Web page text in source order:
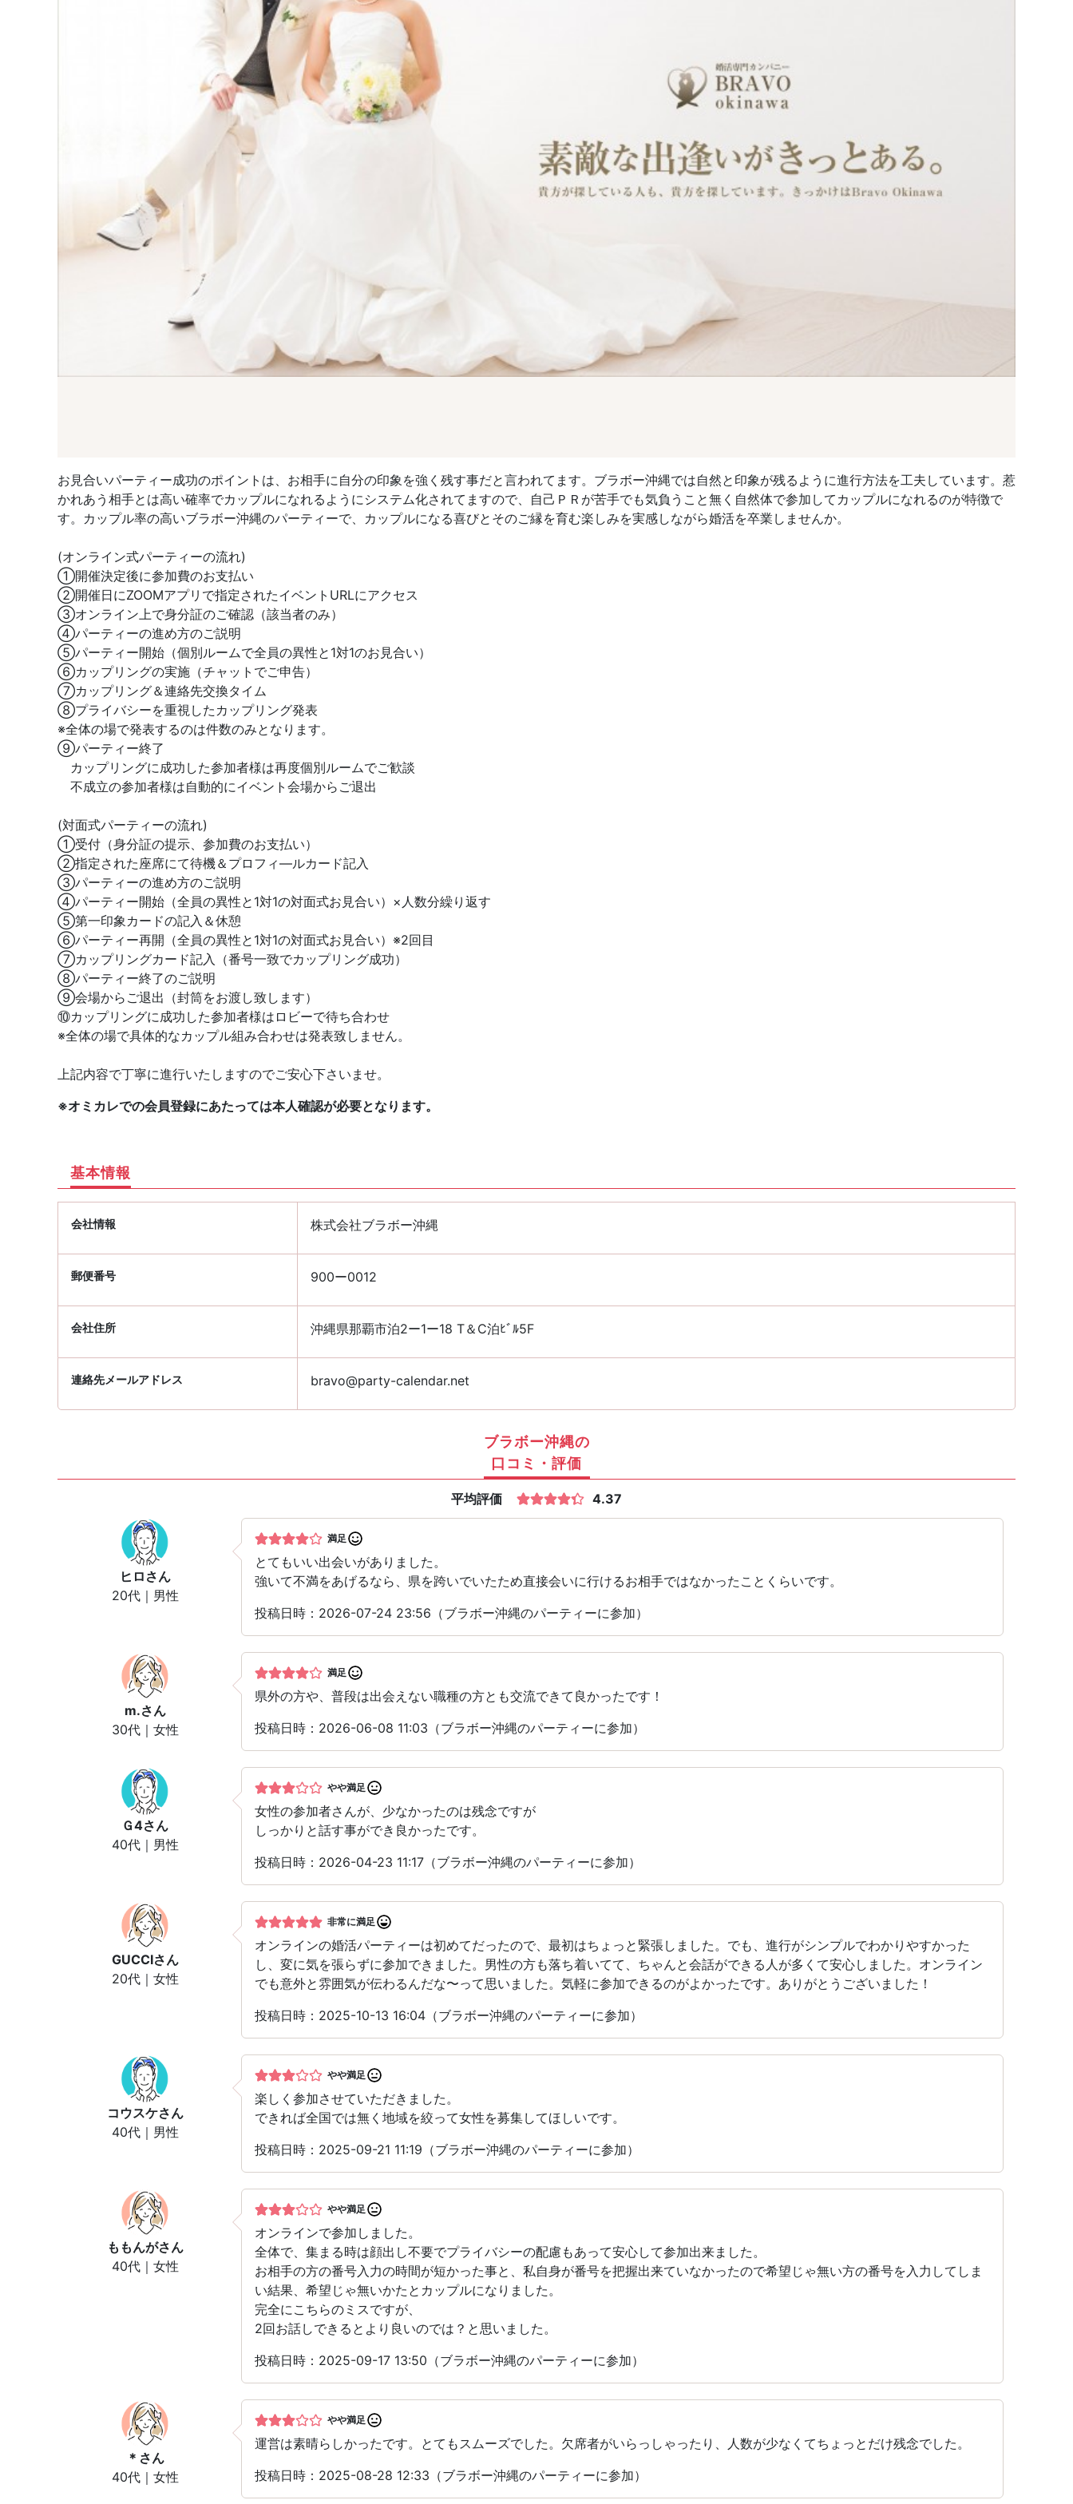
お見合いパーティー成功のポイントは、お相手に自分の印象を強く残す事だと言われてます。ブラボー沖縄では自然と印象が残るように進行方法を工夫しています。惹
かれあう相手とは高い確率でカップルになれるようにシステム化されてますので、自己ＰＲが苦手でも気負うこと無く自然体で参加してカップルになれるのが特徴で
す。カップル率の高いブラボー沖縄のパーティーで、カップルになる喜びとそのご縁を育む楽しみを実感しながら婚活を卒業しませんか。
(オンライン式パーティーの流れ)
①開催決定後に参加費のお支払い
②開催日にZOOMアプリで指定されたイベントURLにアクセス
③オンライン上で身分証のご確認（該当者のみ）
④パーティーの進め方のご説明
⑤パーティー開始（個別ルームで全員の異性と1対1のお見合い）
⑥カップリングの実施（チャットでご申告）
⑦カップリング＆連絡先交換タイム
⑧プライバシーを重視したカップリング発表
※全体の場で発表するのは件数のみとなります。
⑨パーティー終了
カップリングに成功した参加者様は再度個別ルームでご歓談
不成立の参加者様は自動的にイベント会場からご退出
(対面式パーティーの流れ)
①受付（身分証の提示、参加費のお支払い）
②指定された座席にて待機＆プロフィ―ルカード記入
③パーティーの進め方のご説明
④パーティー開始（全員の異性と1対1の対面式お見合い）×人数分繰り返す
⑤第一印象カードの記入＆休憩
⑥パーティー再開（全員の異性と1対1の対面式お見合い）※2回目
⑦カップリングカード記入（番号一致でカップリング成功）
⑧パーティー終了のご説明
⑨会場からご退出（封筒をお渡し致します）
⑩カップリングに成功した参加者様はロビーで待ち合わせ
※全体の場で具体的なカップル組み合わせは発表致しません。
上記内容で丁寧に進行いたしますのでご安心下さいませ。
※オミカレでの会員登録にあたっては本人確認が必要となります。
基本情報
会社情報 株式会社ブラボー沖縄
郵便番号 900ー0012
会社住所 沖縄県那覇市泊2ー1ー18 T＆C泊ﾋﾞﾙ5F
連絡先メールアドレス bravo@party-calendar.net
ブラボー沖縄の
口コミ・評価
平均評価 4.37
ヒロ さん
20代｜男性
満足
とてもいい出会いがありました。
強いて不満をあげるなら、県を跨いでいたため直接会いに行けるお相手ではなかったことくらいです。
投稿日時：2026-07-24 23:56（ブラボー沖縄のパーティーに参加）
m.さん
30代｜女性
満足
県外の方や、普段は出会えない職種の方とも交流できて良かったです！
投稿日時：2026-06-08 11:03（ブラボー沖縄のパーティーに参加）
Ｇ4さん
40代｜男性
やや満足
女性の参加者さんが、少なかったのは残念ですが
しっかりと話す事ができ良かったです。
投稿日時：2026-04-23 11:17（ブラボー沖縄のパーティーに参加）
GUCCIさん
20代｜女性
非常に満足
オンラインの婚活パーティーは初めてだったので、最初はちょっと緊張しました。でも、進行がシンプルでわかりやすかった
し、変に気を張らずに参加できました。男性の方も落ち着いてて、ちゃんと会話ができる人が多くて安心しました。オンライン
でも意外と雰囲気が伝わるんだな〜って思いました。気軽に参加できるのがよかったです。ありがとうございました！
投稿日時：2025-10-13 16:04（ブラボー沖縄のパーティーに参加）
コウスケさん
40代｜男性
やや満足
楽しく参加させていただきました。
できれば全国では無く地域を絞って女性を募集してほしいです。
投稿日時：2025-09-21 11:19（ブラボー沖縄のパーティーに参加）
ももんがさん
40代｜女性
やや満足
オンラインで参加しました。
全体で、集まる時は顔出し不要でプライバシーの配慮もあって安心して参加出来ました。
お相手の方の番号入力の時間が短かった事と、私自身が番号を把握出来ていなかったので希望じゃ無い方の番号を入力してしま
い結果、希望じゃ無いかたとカップルになりました。
完全にこちらのミスですが、
2回お話しできるとより良いのでは？と思いました。
投稿日時：2025-09-17 13:50（ブラボー沖縄のパーティーに参加）
＊ さん
40代｜女性
やや満足
運営は素晴らしかったです。とてもスムーズでした。欠席者がいらっしゃったり、人数が少なくてちょっとだけ残念でした。
投稿日時：2025-08-28 12:33（ブラボー沖縄のパーティーに参加）